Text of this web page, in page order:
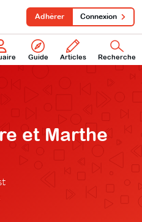
Guide Articles Recherche
Adhérer Connexion
et Marthe